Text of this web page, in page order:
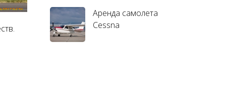
Аренда самолета
Cessna